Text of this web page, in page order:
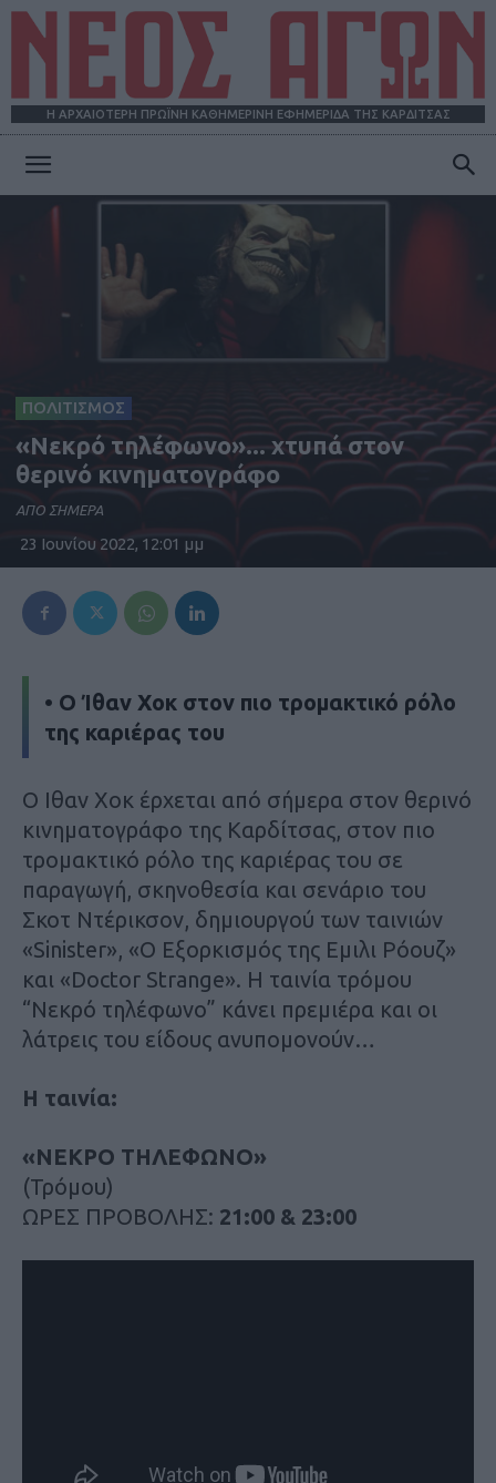
Η ΑΡΧΑΙΟΤΕΡΗ ΠΡΩΪΝΗ ΚΑΘΗΜΕΡΙΝΗ ΕΦΗΜΕΡΙΔΑ ΤΗΣ ΚΑΡΔΙΤΣΑΣ
ΑΓΩΝ
ΠΟΛΙΤΙΣΜΟΣ
«Νεκρό τηλέφωνο»... χτυπά στον
θερινό κινηματογράφο
ΑΠΟ ΣΗΜΕΡΑ
23 Ιουνίου 2022, 12:01 μμ
• Ο Ίθαν Χοκ στον πιο τρομακτικό ρόλο
της καριέρας του
Ο Ιθαν Χοκ έρχεται από σήμερα στον θερινό
κινηματογράφο της Καρδίτσας, στον πιο
τρομακτικό ρόλο της καριέρας του σε
παραγωγή, σκηνοθεσία και σενάριο του
Σκοτ Ντέρικσον, δημιουργού των ταινιών
«Sinister», «Ο Εξορκισμός της Εμιλι Ρόουζ»
και «Doctor Strange». Η ταινία τρόμου
“Νεκρό τηλέφωνο” κάνει πρεμιέρα και οι
λάτρεις του είδους ανυπομονούν…
Η ταινία:
«ΝΕΚΡΟ ΤΗΛΕΦΩΝΟ»
(Τρόμου)
ΩΡΕΣ ΠΡΟΒΟΛΗΣ: 21:00 & 23:00